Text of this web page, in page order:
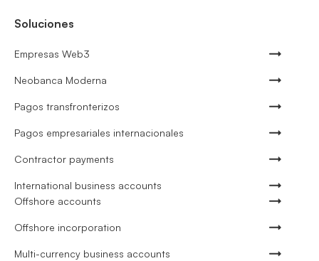
Soluciones
Empresas Web3
Neobanca Moderna
Pagos transfronterizos
Pagos empresariales internacionales
Contractor payments
International business accounts
Offshore accounts
Offshore incorporation
Multi-currency business accounts